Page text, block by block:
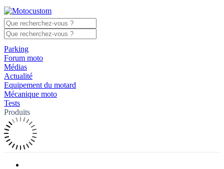
Parking
Forum moto
Médias
Actualité
Equipement du motard
Mécanique moto
Tests
Produits